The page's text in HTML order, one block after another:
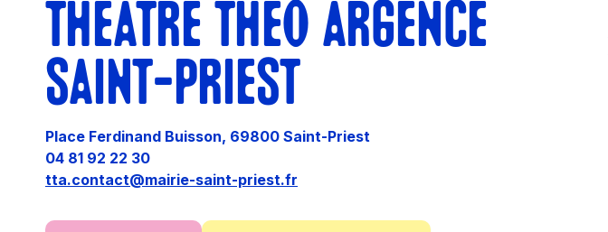
THÉÂTRE THÉO ARGENCE
SAINT-PRIEST
Place Ferdinand Buisson, 69800 Saint-Priest
04 81 92 22 30
tta.contact@mairie-saint-priest.fr